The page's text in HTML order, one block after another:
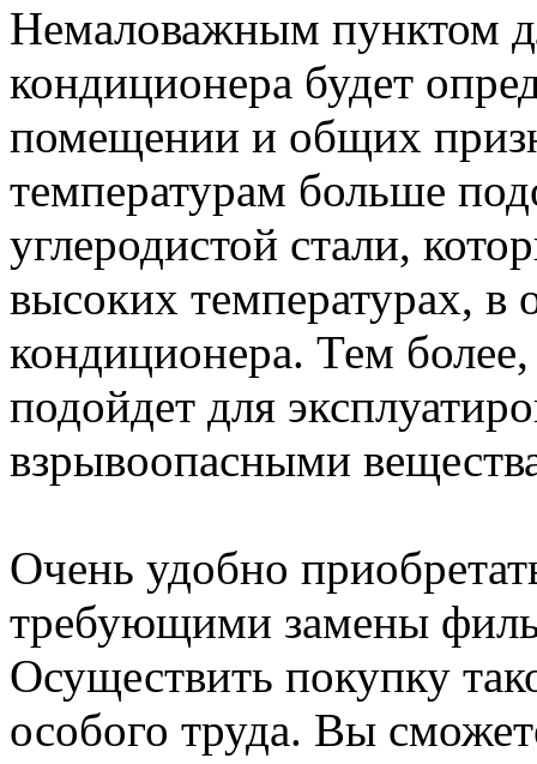
Немаловажным пунктом
кондиционера будет
помещении и общих
температурам больше
углеродистой стали,
высоких температурах, в
кондиционера. Тем
подойдет для
взрывоопасными
Очень удобно
требующими замены
Осуществить покупку
особого труда. Вы